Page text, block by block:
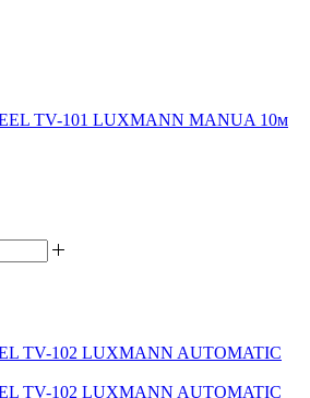
TV-101 LUXMANN MANUA 10м